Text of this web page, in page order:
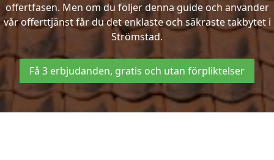
offertfasen. Men om du följer denna guide och använder
vår offerttjänst får du det enklaste och säkraste takbytet i
Strömstad.
Få 3 erbjudanden, gratis och utan förpliktelser